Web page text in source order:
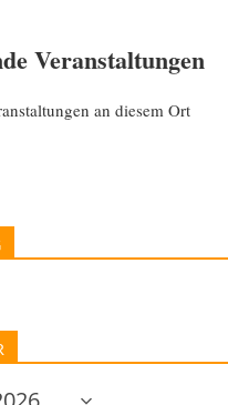
Veranstaltungen
an diesem Ort